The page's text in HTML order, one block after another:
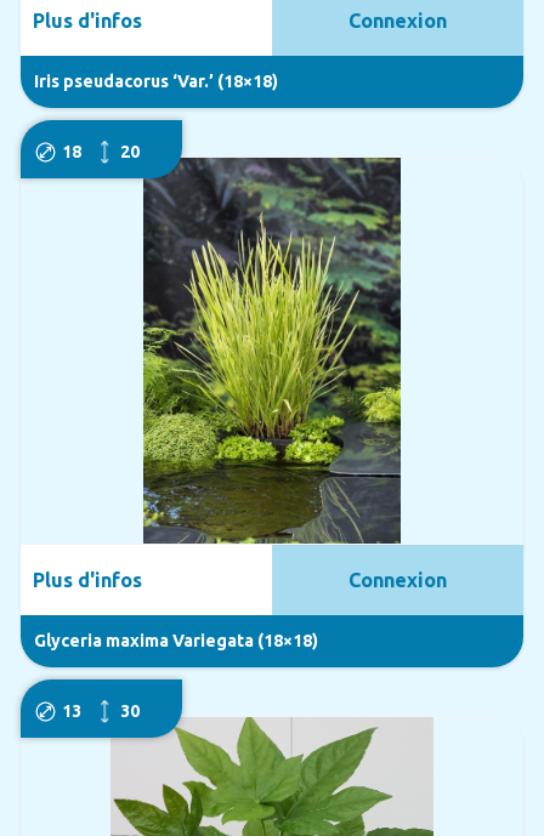
Iris pseudacorus ‘Var.’ (18×18)
Plus d'infos Connexion
18 20
Glyceria maxima Variegata (18×18)
Plus d'infos Connexion
13 30